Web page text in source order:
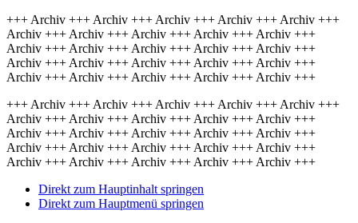
+++ Archiv +++ Archiv +++ Archiv +++ Archiv +++ Archiv +++
Archiv +++ Archiv +++ Archiv +++ Archiv +++ Archiv +++
Archiv +++ Archiv +++ Archiv +++ Archiv +++ Archiv +++
Archiv +++ Archiv +++ Archiv +++ Archiv +++ Archiv +++
Archiv +++ Archiv +++ Archiv +++ Archiv +++ Archiv +++
+++ Archiv +++ Archiv +++ Archiv +++ Archiv +++ Archiv +++
Archiv +++ Archiv +++ Archiv +++ Archiv +++ Archiv +++
Archiv +++ Archiv +++ Archiv +++ Archiv +++ Archiv +++
Archiv +++ Archiv +++ Archiv +++ Archiv +++ Archiv +++
Archiv +++ Archiv +++ Archiv +++ Archiv +++ Archiv +++
Direkt zum Hauptinhalt springen
Direkt zum Hauptmenü springen